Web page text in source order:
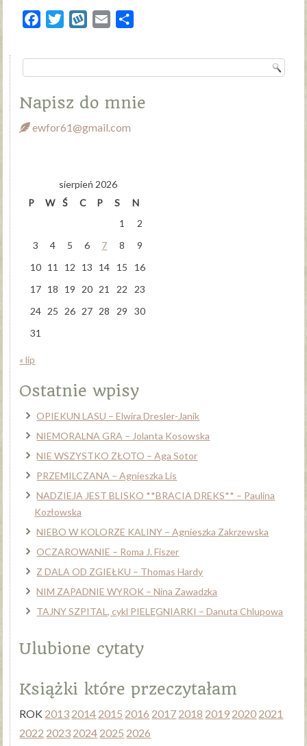
FacebookTwitterWykopEmail
Napisz do mnie
ewfor61@gmail.com
sierpień 2026
P
W Ś C P S
N
1
2
3
4 5 6 7 8
9
10 11 12 13 14 15
16
17 18 19 20 21 22
23
24 25 26 27 28 29
30
31
« lip
Ostatnie wpisy
OPIEKUN LASU – Elwira Dresler-Janik
NIEMORALNA GRA – Jolanta Kosowska
NIE WSZYSTKO ZŁOTO – Aga Sotor
PRZEMILCZANA – Agnieszka Lis
NADZIEJA JEST BLISKO **BRACIA DREKS** – Paulina
Kozłowska
NIEBO W KOLORZE KALINY – Agnieszka Zakrzewska
OCZAROWANIE – Roma J. Fiszer
Z DALA OD ZGIEŁKU – Thomas Hardy
NIM ZAPADNIE WYROK – Nina Zawadzka
TAJNY SZPITAL, cykl PIELĘGNIARKI – Danuta Chlupowa
Ulubione cytaty
Książki które przeczytałam
ROK 2013 2014 2015 2016 2017 2018 2019 2020 2021
2022 2023 2024 2025 2026